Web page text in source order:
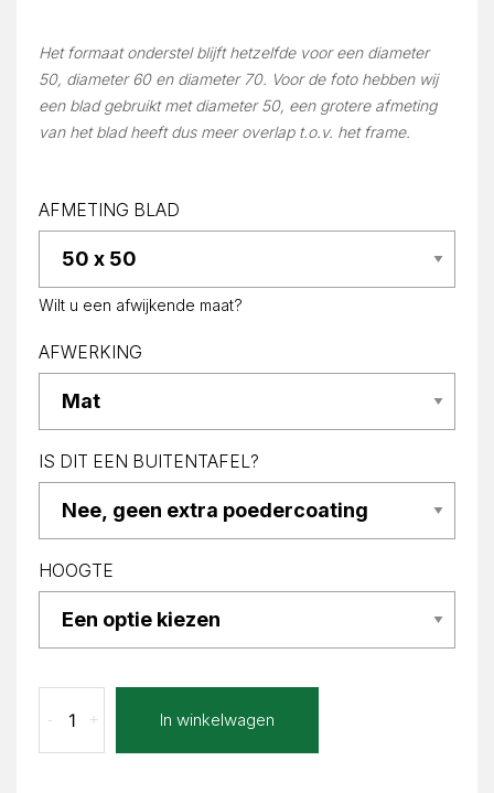
Het formaat onderstel blijft hetzelfde voor een diameter
50, diameter 60 en diameter 70. Voor de foto hebben wij
een blad gebruikt met diameter 50, een grotere afmeting
van het blad heeft dus meer overlap t.o.v. het frame.
AFMETING BLAD
Wilt u een afwijkende maat?
AFWERKING
IS DIT EEN BUITENTAFEL?
HOOGTE
Extra
Emma
+
- In winkelwagen